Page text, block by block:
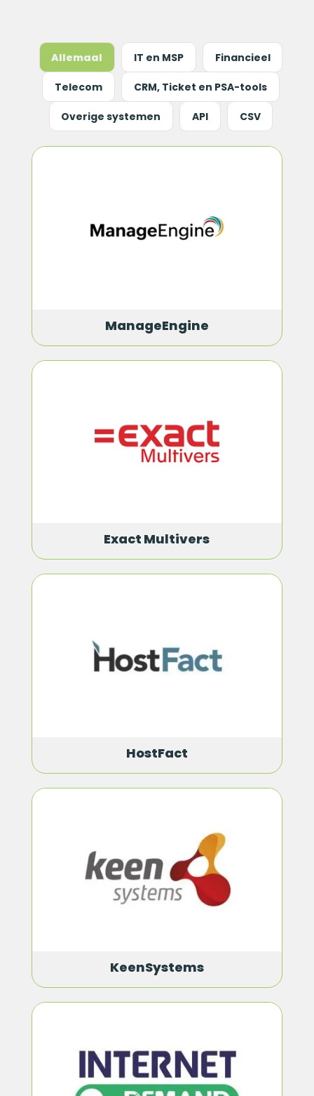
Allemaal IT en MSP Financieel
Telecom CRM, Ticket en PSA-tools
Overige systemen API CSV
ManageEngine
Exact Multivers
HostFact
KeenSystems